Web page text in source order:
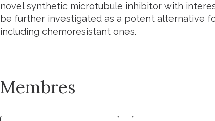
novel synthetic microtubule inhibitor with
be further investigated as a potent alternative
including chemoresistant ones.
Membres